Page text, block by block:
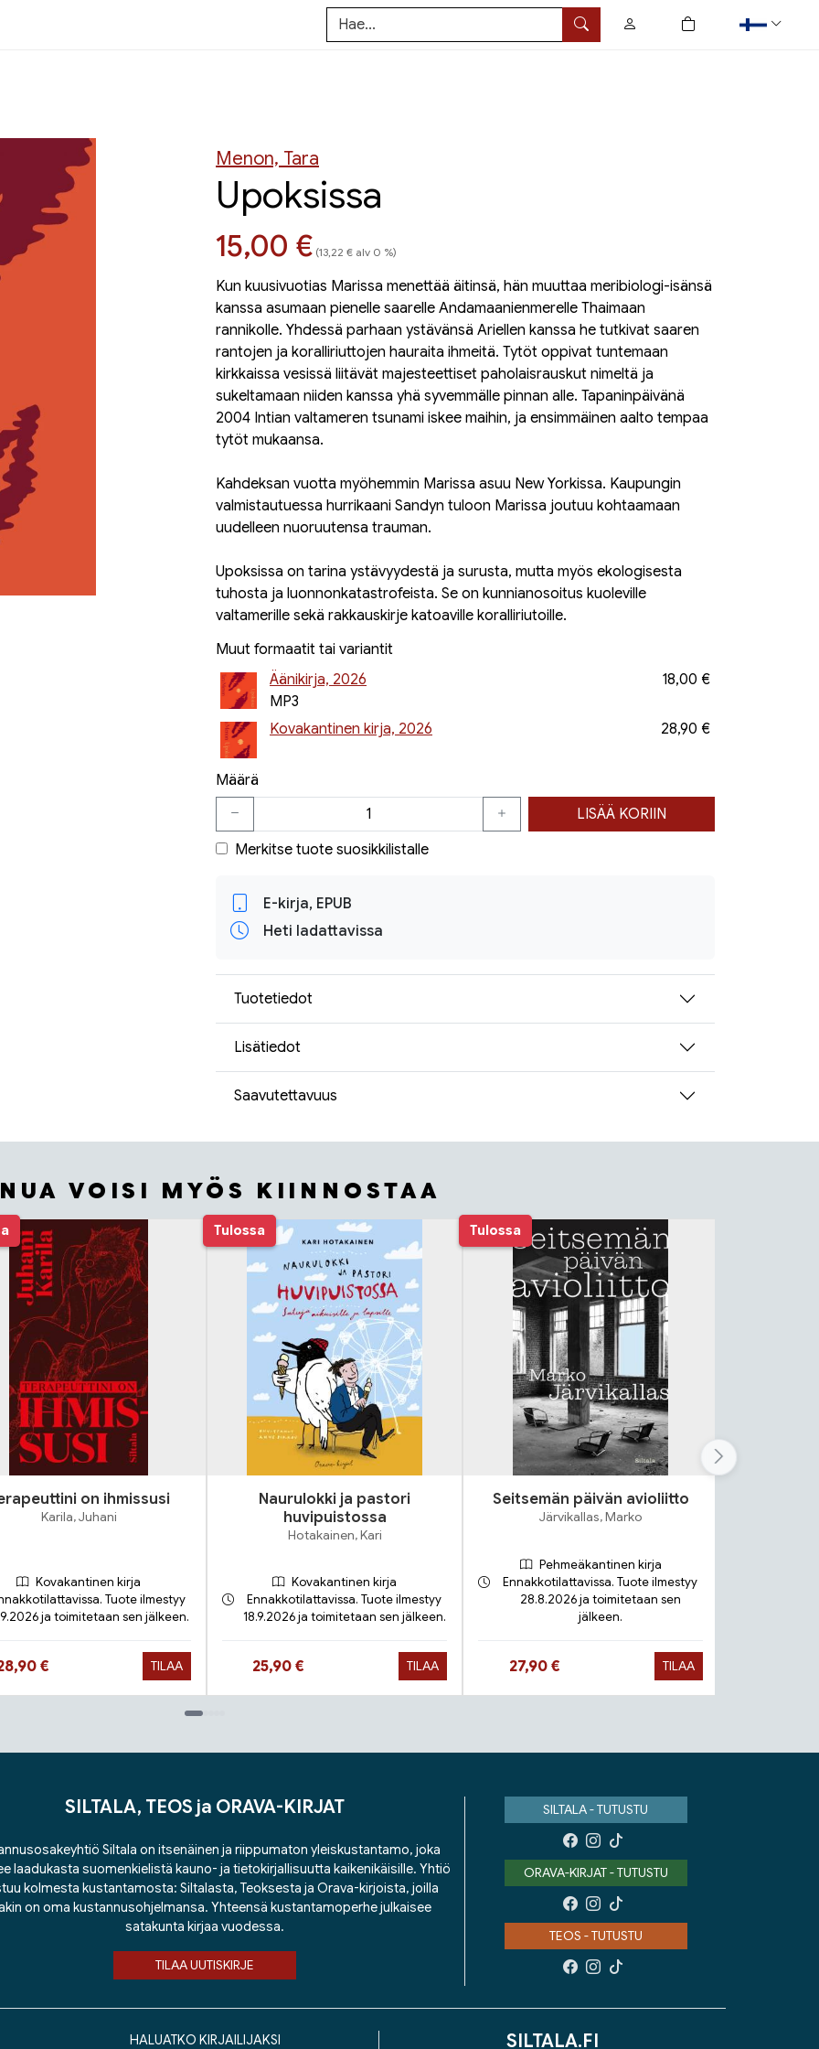
Hae
0
tuotetta ostoskorissa
Menon, Tara
Upoksissa
Hinta nyt
15,00 € (13,22 € alv 0 %)
Kun kuusivuotias Marissa menettää äitinsä, hän muuttaa meribiologi-isänsä
kanssa asumaan pienelle saarelle Andamaanienmerelle Thaimaan
rannikolle. Yhdessä parhaan ystävänsä Ariellen kanssa he tutkivat saaren
rantojen ja koralliriuttojen hauraita ihmeitä. Tytöt oppivat tuntemaan
kirkkaissa vesissä liitävät majesteettiset paholaisrauskut nimeltä ja
sukeltamaan niiden kanssa yhä syvemmälle pinnan alle. Tapaninpäivänä
2004 Intian valtameren tsunami iskee maihin, ja ensimmäinen aalto tempaa
tytöt mukaansa.
Kahdeksan vuotta myöhemmin Marissa asuu New Yorkissa. Kaupungin
valmistautuessa hurrikaani Sandyn tuloon Marissa joutuu kohtaamaan
uudelleen nuoruutensa trauman.
Upoksissa on tarina ystävyydestä ja surusta, mutta myös ekologisesta
tuhosta ja luonnonkatastrofeista. Se on kunnianosoitus kuoleville
valtamerille sekä rakkauskirje katoaville koralliriutoille.
Muut formaatit tai variantit
Äänikirja, 2026
MP3
18,00 €
Kovakantinen kirja, 2026 28,90 €
Määrä
LISÄÄ KORIIN
Merkitse tuote suosikkilistalle
E-kirja, EPUB
Heti ladattavissa
Tuotetiedot
Lisätiedot
Saavutettavuus
VOISI MYÖS KIINNOSTAA
on ihmissusi
Karila, Juhani
Kovakantinen kirja
Tuote ilmestyy
ja toimitetaan sen jälkeen.
nyt
€ TILAA
Tulossa
Naurulokki ja pastori
huvipuistossa
Hotakainen, Kari
Kovakantinen kirja
Ennakkotilattavissa. Tuote ilmestyy
18.9.2026 ja toimitetaan sen jälkeen.
Hinta nyt
25,90 € TILAA
Tulossa
Seitsemän päivän avioliitto
Järvikallas, Marko
Pehmeäkantinen kirja
Ennakkotilattavissa. Tuote ilmestyy
28.8.2026 ja toimitetaan sen
jälkeen.
Hinta nyt
27,90 € TILAA
SILTALA, TEOS ja ORAVA-KIRJAT
Siltala on itsenäinen ja riippumaton yleiskustantamo, joka
laadukasta suomenkielistä kauno- ja tietokirjallisuutta kaikenikäisille. Yhtiö
kolmesta kustantamosta: Siltalasta, Teoksesta ja Orava-kirjoista, joilla
on oma kustannusohjelmansa. Yhteensä kustantamoperhe julkaisee
satakunta kirjaa vuodessa.
TILAA UUTISKIRJE
SILTALA - TUTUSTU
ORAVA-KIRJAT - TUTUSTU
TEOS - TUTUSTU
HALUATKO KIRJAILIJAKSI SILTALA.FI